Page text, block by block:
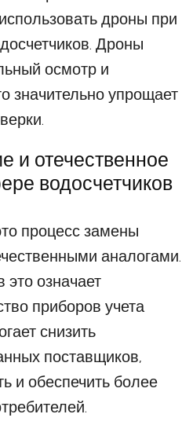
дроны при
Дроны
осмотр и
значительно упрощает
и отечественное
водосчетчиков
процесс замены
аналогами.
это означает
приборов учета
снизить
поставщиков,
и обеспечить более